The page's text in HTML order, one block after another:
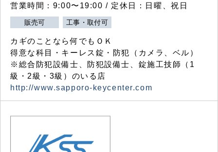
営業時間：9:00〜19:00 / 定休日：日曜、祝日
販売可 工事・取付可
カギのことなら何でもＯＫ
得意な科目・キーレス錠・防犯（カメラ、ベル）
※総合防犯設備士、防犯設備士、錠施工技師（1
級・2級・3級）のいる店
http://www.sapporo-keycenter.com